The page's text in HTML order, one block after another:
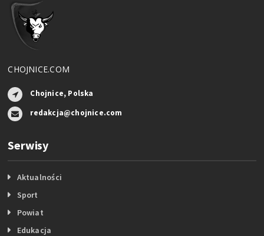
CHOJNICE.COM
Chojnice, Polska
redakcja@chojnice.com
Serwisy
Aktualności
Sport
Powiat
Edukacja